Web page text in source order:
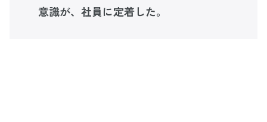
意識が、社員に定着した。